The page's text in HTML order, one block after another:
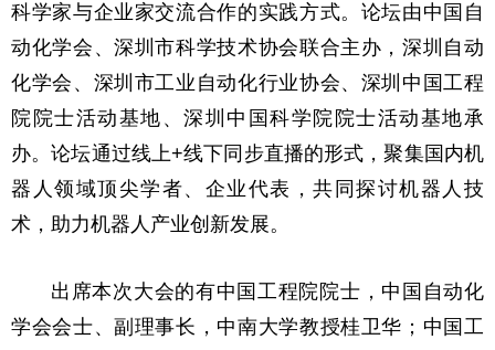
科学家与企业家交流合作的实践方式。论坛由中国自
动化学会、深圳市科学技术协会联合主办，深圳自动
化学会、深圳市工业自动化行业协会、深圳中国工程
院院士活动基地、深圳中国科学院院士活动基地承
办。论坛通过线上+线下同步直播的形式，聚集国内机
器人领域顶尖学者、企业代表，共同探讨机器人技
术，助力机器人产业创新发展。
出席本次大会的有中国工程院院士，中国自动化
学会会士、副理事长，中南大学教授桂卫华；中国工